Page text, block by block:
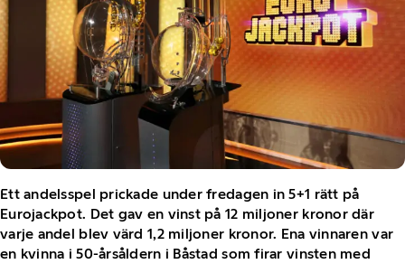
Ett andelsspel prickade under fredagen in 5+1 rätt på
Eurojackpot. Det gav en vinst på 12 miljoner kronor där
varje andel blev värd 1,2 miljoner kronor. Ena vinnaren var
en kvinna i 50-årsåldern i Båstad som firar vinsten med